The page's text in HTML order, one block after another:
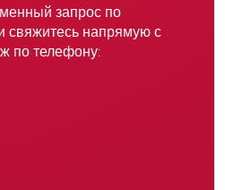
запрос по
свяжитесь напрямую с
по телефону: